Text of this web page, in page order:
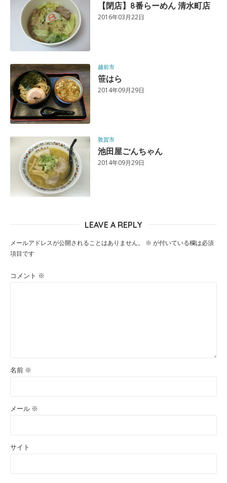
【閉店】8番らーめん 清水町店
2016年03月22日
越前市
笹はら
2014年09月29日
敦賀市
池田屋ごんちゃん
2014年09月29日
LEAVE A REPLY
メールアドレスが公開されることはありません。 ※ が付いている欄は必須
項目です
コメント ※
名前 ※
メール ※
サイト